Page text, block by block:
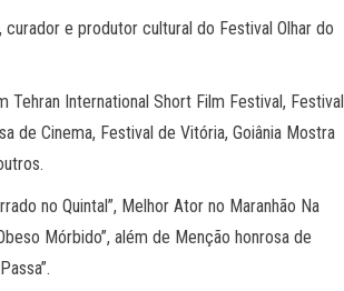
curador e produtor cultural do Festival Olhar do
International Short Film Festival, Festival
de Cinema, Festival de Vitória, Goiânia Mostra
no Quintal”, Melhor Ator no Maranhão Na
Mórbido”, além de Menção honrosa de